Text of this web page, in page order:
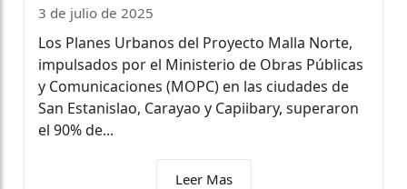
3 de julio de 2025
Los Planes Urbanos del Proyecto Malla Norte,
impulsados por el Ministerio de Obras Públicas
y Comunicaciones (MOPC) en las ciudades de
San Estanislao, Carayao y Capiibary, superaron
el 90% de...
Leer Mas